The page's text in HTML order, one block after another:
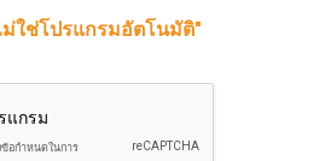
ใช่โปรแกรมอัตโนมัติ"